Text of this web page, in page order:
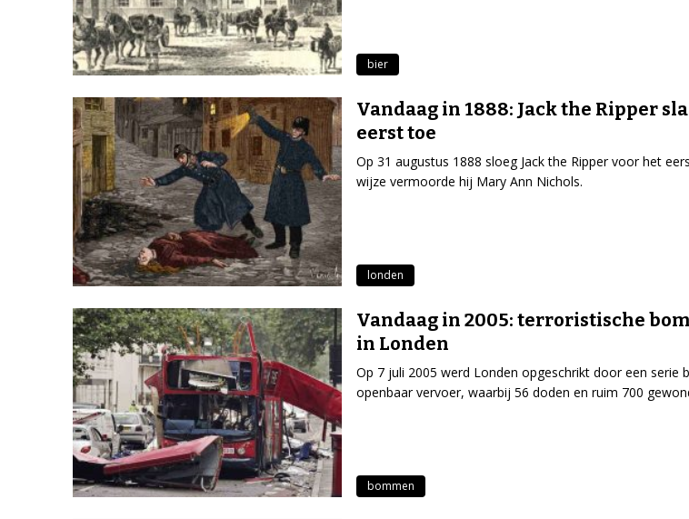
bier
Vandaag in 1888: Jack the Ripper
eerst toe
Op 31 augustus 1888 sloeg Jack the Ripper voor het
wijze vermoorde hij Mary Ann Nichols.
londen
Vandaag in 2005: terroristische
in Londen
Op 7 juli 2005 werd Londen opgeschrikt door een serie
openbaar vervoer, waarbij 56 doden en ruim 700
bommen